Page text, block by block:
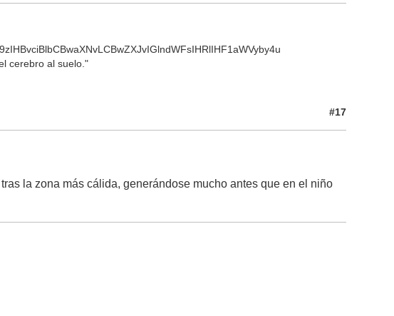
cerebro al suelo."
#17
la zona más cálida, generándose mucho antes que en el niño